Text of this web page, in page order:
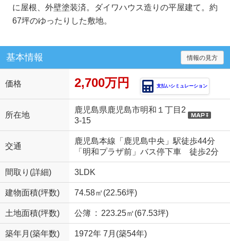
に屋根、外壁塗装済。ダイワハウス造りの平屋建て。約
67坪のゆったりした敷地。
基本情報 情報の見方
価格 2,700万円 支払いシミュレーション
所在地
鹿児島県鹿児島市明和１丁目2
3-15
交通
鹿児島本線「鹿児島中央」駅徒歩44分
「明和プラザ前」バス停下車 徒歩2分
間取り(詳細) 3LDK
建物面積(坪数) 74.58㎡(22.56坪)
土地面積(坪数) 公簿 : 223.25㎡(67.53坪)
築年月(築年数) 1972年 7月(築54年)